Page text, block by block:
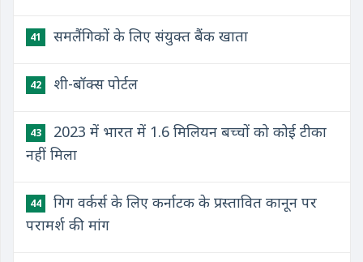
41 ​समलैंगिकों के लिए संयुक्त बैंक खाता
42 ​शी-बॉक्स पोर्टल
43
2023 में भारत में 1.6 मिलियन बच्चों को कोई टीका
नहीं मिला
44
गिग वर्कर्स के लिए कर्नाटक के प्रस्तावित कानून पर
परामर्श की मांग